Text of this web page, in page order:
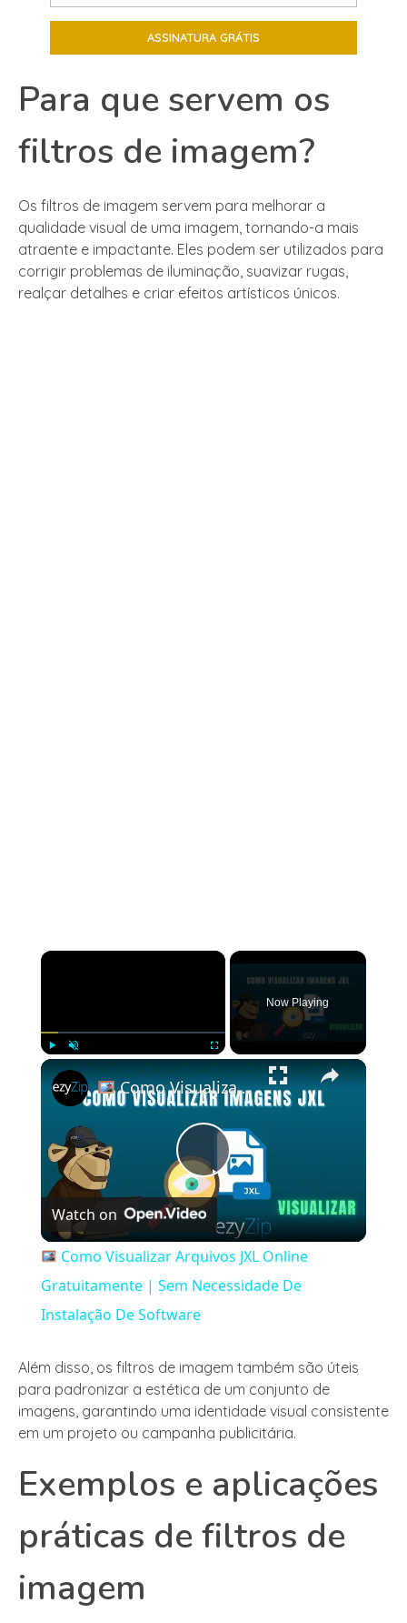
Para que servem os
filtros de imagem?
Os filtros de imagem servem para melhorar a
qualidade visual de uma imagem, tornando-a mais
atraente e impactante. Eles podem ser utilizados para
corrigir problemas de iluminação, suavizar rugas,
realçar detalhes e criar efeitos artísticos únicos.
×
Now Playing
×
Play
Video
Como Visualizar Arquivos JXL Online Gratuitamente | Sem Necessidade De Instalação De Software
Watch on
Como Visualizar Arquivos JXL Online
Gratuitamente | Sem Necessidade De
Instalação De Software
Além disso, os filtros de imagem também são úteis
para padronizar a estética de um conjunto de
imagens, garantindo uma identidade visual consistente
em um projeto ou campanha publicitária.
Exemplos e aplicações
práticas de filtros de
imagem